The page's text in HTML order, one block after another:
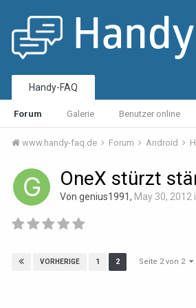
Handy-FAQ
Forum Galerie Benutzer online
www.handy-faq.de Forum Android
OneX stürzt
Von genius1991, May 30, 2012
VORHERIGE 1 2 Seite 2 von 2